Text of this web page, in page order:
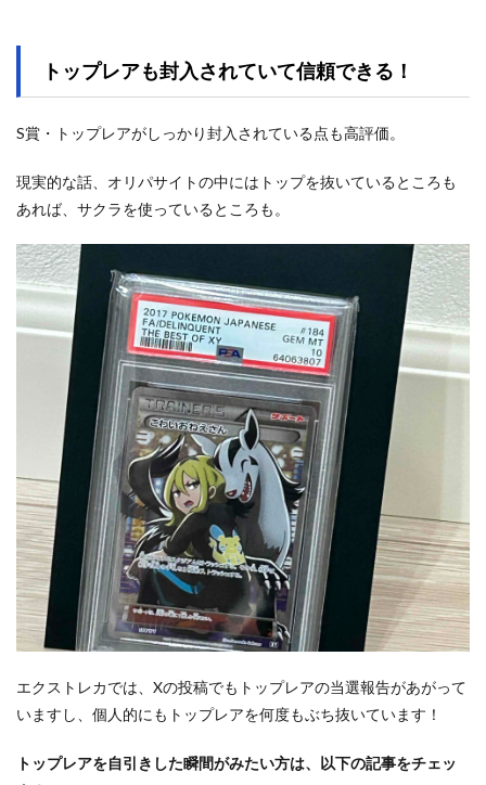
トップレアも封入されていて信頼できる！
S賞・トップレアがしっかり封入されている点も高評価。
現実的な話、オリパサイトの中にはトップを抜いているところも
あれば、サクラを使っているところも。
エクストレカでは、Xの投稿でもトップレアの当選報告があがって
いますし、個人的にもトップレアを何度もぶち抜いています！
トップレアを自引きした瞬間がみたい方は、以下の記事をチェッ